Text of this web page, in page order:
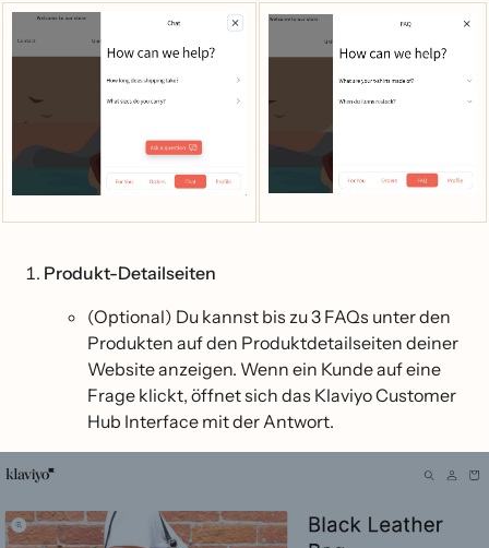
Produkt-Detailseiten
(Optional) Du kannst bis zu 3 FAQs unter den
Produkten auf den Produktdetailseiten deiner
Website anzeigen. Wenn ein Kunde auf eine
Frage klickt, öffnet sich das Klaviyo Customer
Hub Interface mit der Antwort.